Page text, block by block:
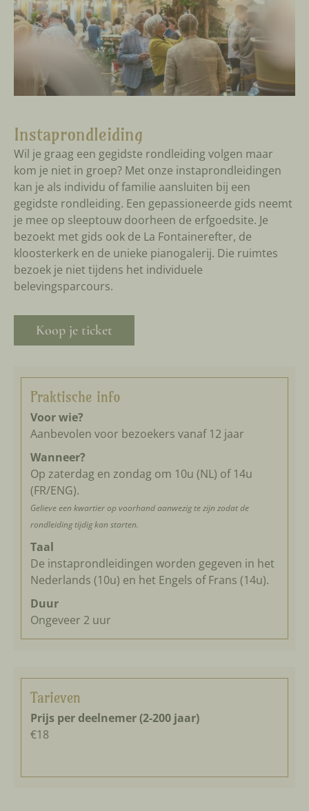
Instaprondleiding
Wil je graag een gegidste rondleiding volgen maar
kom je niet in groep? Met onze instaprondleidingen
kan je als individu of familie aansluiten bij een
gegidste rondleiding. Een gepassioneerde gids neemt
je mee op sleeptouw doorheen de erfgoedsite. Je
bezoekt met gids ook de La Fontainerefter, de
kloosterkerk en de unieke pianogalerij. Die ruimtes
bezoek je niet tijdens het individuele
belevingsparcours.
Koop je ticket
Praktische info
Voor wie?
Aanbevolen voor bezoekers vanaf 12 jaar
Wanneer?
Op zaterdag en zondag om 10u (NL) of 14u
(FR/ENG).
Gelieve een kwartier op voorhand aanwezig te zijn zodat de
rondleiding tijdig kan starten.
Taal
De instaprondleidingen worden gegeven in het
Nederlands (10u) en het Engels of Frans (14u).
Duur
Ongeveer 2 uur
Tarieven
Prijs per deelnemer (2-200 jaar)
€18